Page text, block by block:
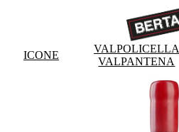
ICONE
VALPOLICELLA
VALPANTENA